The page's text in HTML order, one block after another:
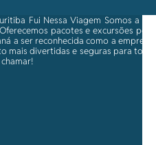
Fui Nessa Viagem Somos a
pacotes e excursões
a ser reconhecida como a
mais divertidas e seguras para